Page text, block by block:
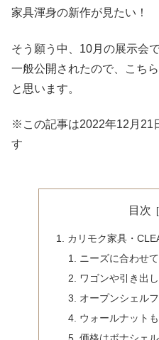
家具渾身の新作が見たい！
そう願う中、10月の展示会
一般公開されたので、こち
と思います。
※この記事は2022年12月21
す
目次
カリモク家具・
ニーズに合わせ
ワゴンや引き出
オープンシェルフ
ウォールナットも